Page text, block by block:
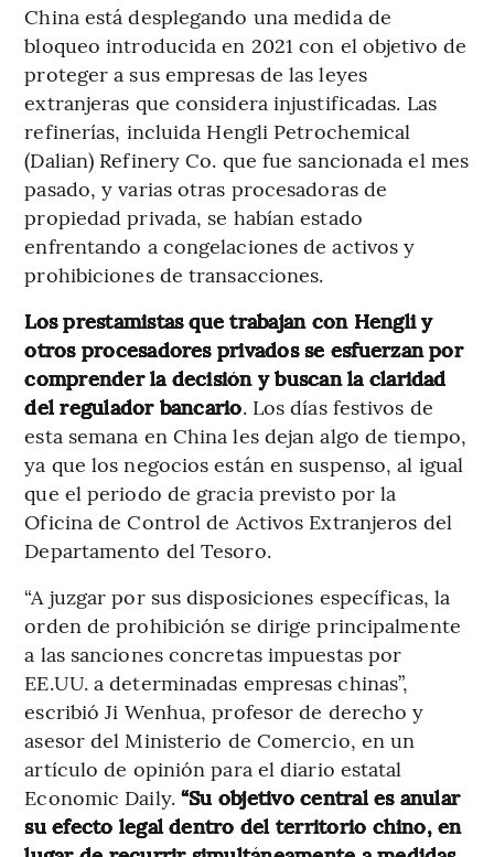
China está desplegando una medida de
bloqueo introducida en 2021 con el objetivo de
proteger a sus empresas de las leyes
extranjeras que considera injustificadas. Las
refinerías, incluida Hengli Petrochemical
(Dalian) Refinery Co. que fue sancionada el mes
pasado, y varias otras procesadoras de
propiedad privada, se habían estado
enfrentando a congelaciones de activos y
prohibiciones de transacciones.
Los prestamistas que trabajan con Hengli y
otros procesadores privados se esfuerzan por
comprender la decisión y buscan la claridad
del regulador bancario. Los días festivos de
esta semana en China les dejan algo de tiempo,
ya que los negocios están en suspenso, al igual
que el periodo de gracia previsto por la
Oficina de Control de Activos Extranjeros del
Departamento del Tesoro.
“A juzgar por sus disposiciones específicas, la
orden de prohibición se dirige principalmente
a las sanciones concretas impuestas por
EE.UU. a determinadas empresas chinas”,
escribió Ji Wenhua, profesor de derecho y
asesor del Ministerio de Comercio, en un
artículo de opinión para el diario estatal
Economic Daily. “Su objetivo central es anular
su efecto legal dentro del territorio chino, en